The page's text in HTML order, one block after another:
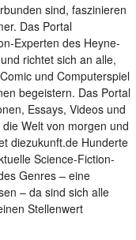
sind, faszinieren
Das Portal
Experten des Heyne-
richtet sich an alle,
und Computerspiel
begeistern. Das Portal
Essays, Videos und
Welt von morgen und
diezukunft.de Hunderte
Science-Fiction-
Genres – eine
– da sind sich alle
Stellenwert